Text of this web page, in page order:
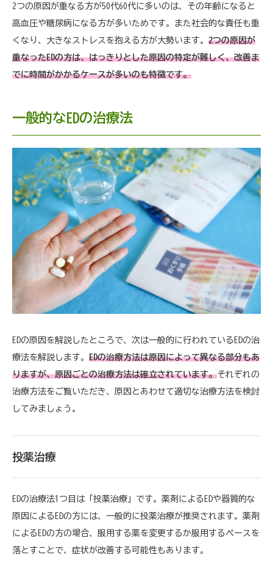
2つの原因が重なる方が50代60代に多いのは、その年齢になると
高血圧や糖尿病になる方が多いためです。また社会的な責任も重
くなり、大きなストレスを抱える方が大勢います。 2つの原因が
重なったEDの方は、はっきりとした原因の特定が難しく、改善ま
でに時間がかかるケースが多いのも特徴です。
一般的なEDの治療法
EDの原因を解説したところで、次は一般的に行われているEDの治
療法を解説します。 EDの治療方法は原因によって異なる部分もあ
りますが、原因ごとの治療方法は確立されています。それぞれの
治療方法をご覧いただき、原因とあわせて適切な治療方法を検討
してみましょう。
投薬治療
EDの治療法1つ目は「投薬治療」です。薬剤によるEDや器質的な
原因によるEDの方には、一般的に投薬治療が推奨されます。薬剤
によるEDの方の場合、服用する薬を変更するか服用するペースを
落とすことで、症状が改善する可能性もあります。